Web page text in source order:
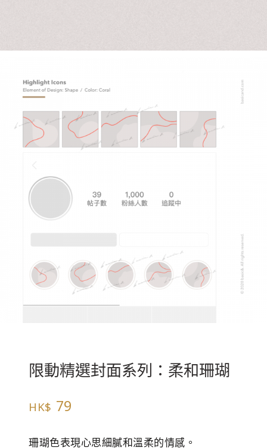
限動精選封面系列：柔和珊瑚
HK$ 79
珊瑚色表現心思細膩和溫柔的情感。